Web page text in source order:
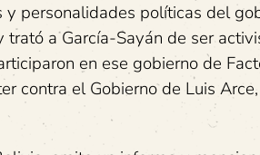
personalidades políticas del
a García-Sayán de ser
en ese gobierno de
contra el Gobierno de Luis